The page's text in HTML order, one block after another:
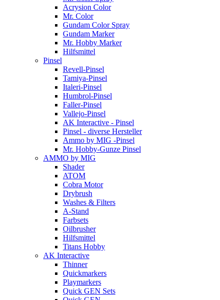
Acrysion Color
Mr. Color
Gundam Color Spray
Gundam Marker
Mr. Hobby Marker
Hilfsmittel
Pinsel
Revell-Pinsel
Tamiya-Pinsel
Italeri-Pinsel
Humbrol-Pinsel
Faller-Pinsel
Vallejo-Pinsel
AK Interactive - Pinsel
Pinsel - diverse Hersteller
Ammo by MIG -Pinsel
Mr. Hobby-Gunze Pinsel
AMMO by MIG
Shader
ATOM
Cobra Motor
Drybrush
Washes & Filters
A-Stand
Farbsets
Oilbrusher
Hilfsmittel
Titans Hobby
AK Interactive
Thinner
Quickmarkers
Playmarkers
Quick GEN Sets